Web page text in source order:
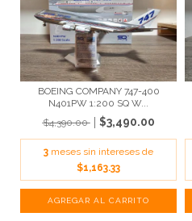
BOEING COMPANY 747-400
N401PW 1:200 SQ W...
$4,390.00
$3,490.00
3 meses sin intereses de
$1,163.33